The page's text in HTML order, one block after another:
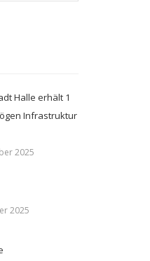
Halle erhält 1
Infrastruktur
2025
2025